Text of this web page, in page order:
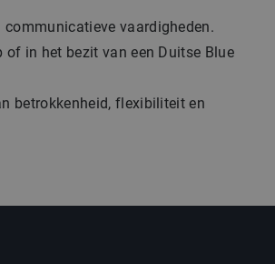
communicatieve vaardigheden.
of in het bezit van een Duitse Blue
betrokkenheid, flexibiliteit en